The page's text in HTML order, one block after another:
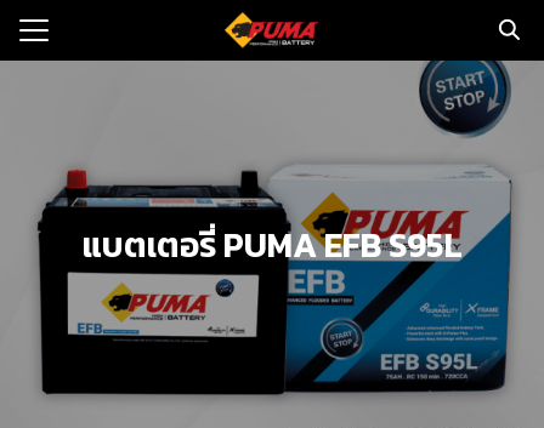
Skip
อรี่รถยนต์
มและข่าว
ำหน่าย
แบตเตอรี่ PUMA EFB S95L